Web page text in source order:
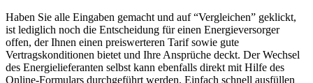
Haben Sie alle Eingaben gemacht und auf “Vergleichen” geklickt,
ist lediglich noch die Entscheidung für einen Energieversorger
offen, der Ihnen einen preiswerteren Tarif sowie gute
Vertragskonditionen bietet und Ihre Ansprüche deckt. Der Wechsel
des Energielieferanten selbst kann ebenfalls direkt mit Hilfe des
Online-Formulars durchgeführt werden. Einfach schnell ausfüllen